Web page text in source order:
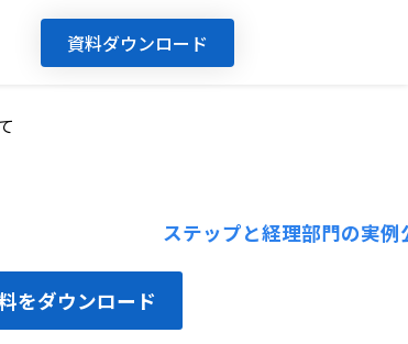
資料ダウンロード
をダウンロード